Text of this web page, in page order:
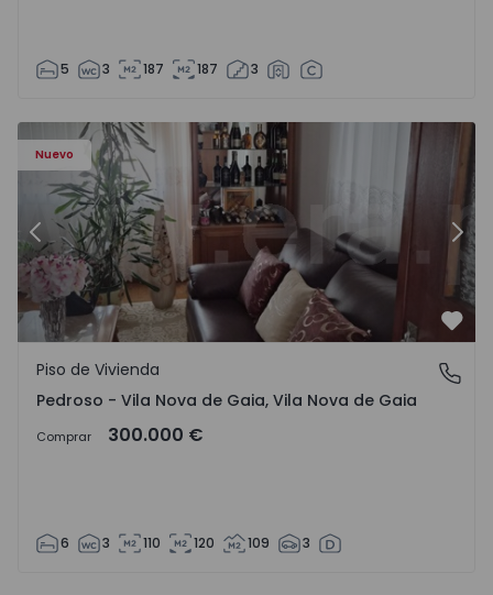
5 3 187 187 3
Nuevo
- 1575635 - 12
Piso de Vivienda T6 Vila Nova de Gaia, Pedroso e
Anterior
Pedroso - Vila Nova de Gaia, Vila Nova de Gaia
Piso de Vivienda
Pedroso - Vila Nova de Gaia, Vila Nova de Gaia
Comprar 300.000 €
6 3 110 120 109 3